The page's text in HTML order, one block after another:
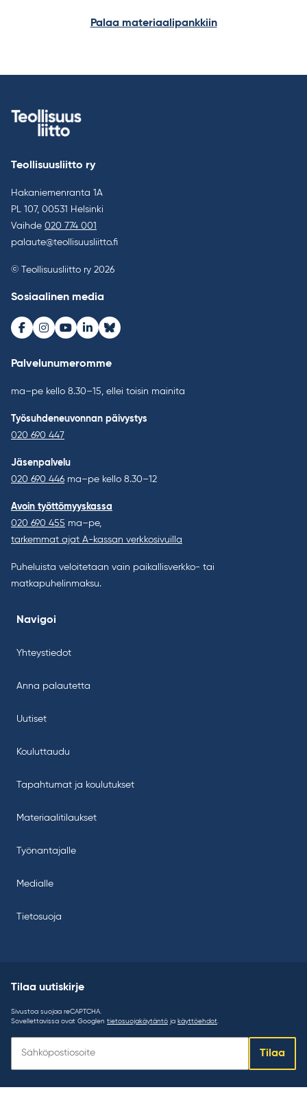
Palaa materiaalipankkiin
Teollisuusliitto ry
Hakaniemenranta 1A
PL 107, 00531 Helsinki
Vaihde 020 774 001
palaute@teollisuusliitto.fi
© Teollisuusliitto ry 2026
Sosiaalinen media
Facebook
Instagram
Youtube
LinkedInBluesky
Palvelunumeromme
ma–pe kello 8.30–15, ellei toisin mainita
Työsuhdeneuvonnan päivystys
020 690 447
Jäsenpalvelu
020 690 446 ma–pe kello 8.30–12
Avoin työttömyyskassa
020 690 455 ma–pe,
tarkemmat ajat A-kassan verkkosivuilla
Puheluista veloitetaan vain paikallisverkko- tai
matkapuhelinmaksu.
Navigoi
Yhteystiedot
Anna palautetta
Uutiset
Kouluttaudu
Tapahtumat ja koulutukset
Materiaalitilaukset
Työnantajalle
Medialle
Tietosuoja
Tilaa uutiskirje
Sivustoa suojaa reCAPTCHA.
Sovellettavissa ovat Googlen tietosuojakäytäntö ja käyttöehdot
uutiskirje:
Tilaa